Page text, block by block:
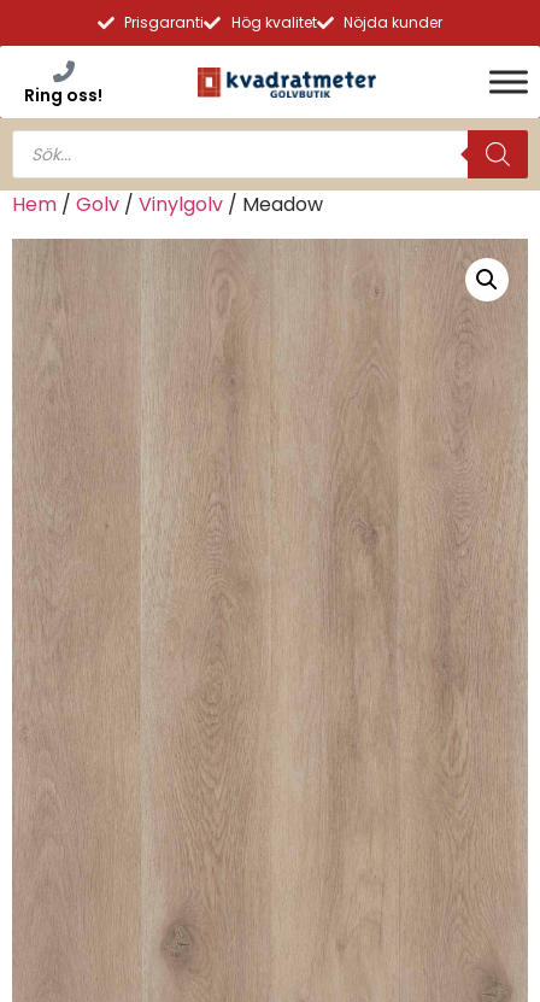
Prisgaranti Hög kvalitet Nöjda kunder
Ring oss!
Hem / Golv / Vinylgolv / Meadow